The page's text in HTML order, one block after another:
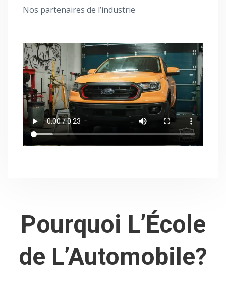
Nos partenaires de l’industrie
Pourquoi L’École
de L’Automobile?